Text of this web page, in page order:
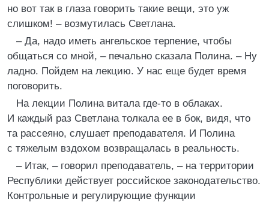
но вот так в глаза говорить такие вещи, это уж
слишком! – возмутилась Светлана.
– Да, надо иметь ангельское терпение, чтобы
общаться со мной, – печально сказала Полина. – Ну
ладно. Пойдем на лекцию. У нас еще будет время
поговорить.
На лекции Полина витала где-то в облаках.
И каждый раз Светлана толкала ее в бок, видя, что
та рассеяно, слушает преподавателя. И Полина
с тяжелым вздохом возвращалась в реальность.
– Итак, – говорил преподаватель, – на территории
Республики действует российское законодательство.
Контрольные и регулирующие функции